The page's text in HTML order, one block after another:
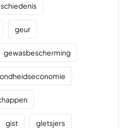
geur
gewasbescherming
gist gletsjers